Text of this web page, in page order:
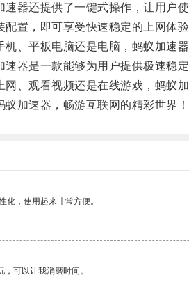
器还提供了一键式操作，让用户使
置，即可享受快速稳定的上网体
、平板电脑还是电脑，蚂蚁加速器
器是一款能够为用户提供极速稳定
、观看视频还是在线游戏，蚂蚁加
加速器，畅游互联网的精彩世界
化，使用起来非常方便。
可以让我消磨时间。